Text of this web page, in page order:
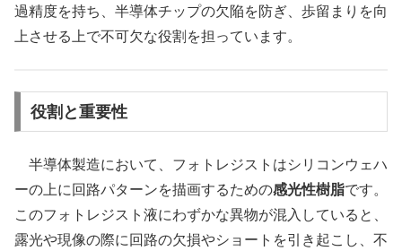
過精度を持ち、半導体チップの欠陥を防ぎ、歩留まりを向
上させる上で不可欠な役割を担っています。
役割と重要性
半導体製造において、フォトレジストはシリコンウェハ
ーの上に回路パターンを描画するための感光性樹脂です。
このフォトレジスト液にわずかな異物が混入していると、
露光や現像の際に回路の欠損やショートを引き起こし、不